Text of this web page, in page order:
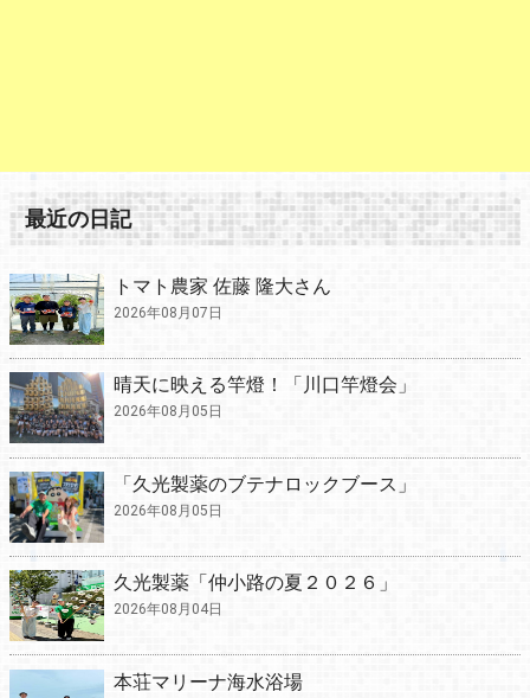
最近の日記
トマト農家 佐藤 隆大さん
2026年08月07日
晴天に映える竿燈！「川口竿燈会」
2026年08月05日
「久光製薬のブテナロックブース」
2026年08月05日
久光製薬「仲小路の夏２０２６」
2026年08月04日
本荘マリーナ海水浴場